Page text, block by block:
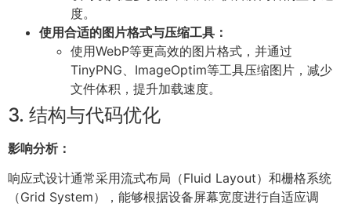
度。
使用合适的图片格式与压缩工具：
使用WebP等更高效的图片格式，并通过
TinyPNG、ImageOptim等工具压缩图片，减少
文件体积，提升加载速度。
3. 结构与代码优化
影响分析：
响应式设计通常采用流式布局（Fluid Layout）和栅格系统
（Grid System），能够根据设备屏幕宽度进行自适应调